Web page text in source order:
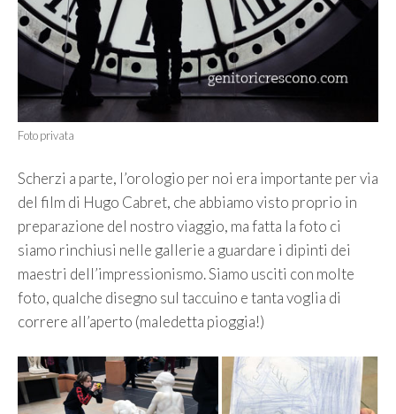
Foto privata
Scherzi a parte, l’orologio per noi era importante per via
del film di Hugo Cabret, che abbiamo visto proprio in
preparazione del nostro viaggio, ma fatta la foto ci
siamo rinchiusi nelle gallerie a guardare i dipinti dei
maestri dell’impressionismo. Siamo usciti con molte
foto, qualche disegno sul taccuino e tanta voglia di
correre all’aperto (maledetta pioggia!)